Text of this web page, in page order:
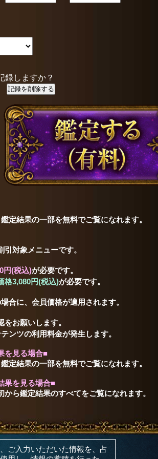
録しますか？
定結果の一部を無料でご覧になれます。
対象メニューです。
円(税込)が必要です。
格3,080円(税込)が必要です。
合に、会員価格が適用されます。
お願いします。
ンツの利用料金が発生します。
を見る場合■
定結果の一部を無料でご覧になれます。
果を見る場合■
ら鑑定結果のすべてをご覧になれます。
ご入力いただいた情報を、占